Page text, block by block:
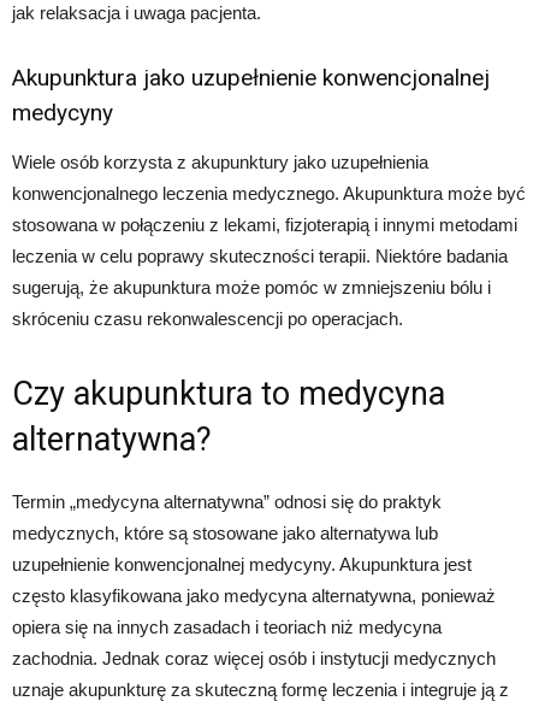
jak relaksacja i uwaga pacjenta.
Akupunktura jako uzupełnienie konwencjonalnej
medycyny
Wiele osób korzysta z akupunktury jako uzupełnienia
konwencjonalnego leczenia medycznego. Akupunktura może być
stosowana w połączeniu z lekami, fizjoterapią i innymi metodami
leczenia w celu poprawy skuteczności terapii. Niektóre badania
sugerują, że akupunktura może pomóc w zmniejszeniu bólu i
skróceniu czasu rekonwalescencji po operacjach.
Czy akupunktura to medycyna
alternatywna?
Termin „medycyna alternatywna” odnosi się do praktyk
medycznych, które są stosowane jako alternatywa lub
uzupełnienie konwencjonalnej medycyny. Akupunktura jest
często klasyfikowana jako medycyna alternatywna, ponieważ
opiera się na innych zasadach i teoriach niż medycyna
zachodnia. Jednak coraz więcej osób i instytucji medycznych
uznaje akupunkturę za skuteczną formę leczenia i integruje ją z